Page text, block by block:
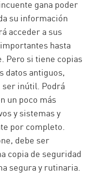
gana poder
su información
acceder a sus
hasta
Pero si tiene copias
datos antiguos,
ser inútil. Podrá
un poco más
y sistemas y
por completo.
debe ser
copia de seguridad
segura y rutinaria.